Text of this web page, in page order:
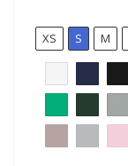
XS S M